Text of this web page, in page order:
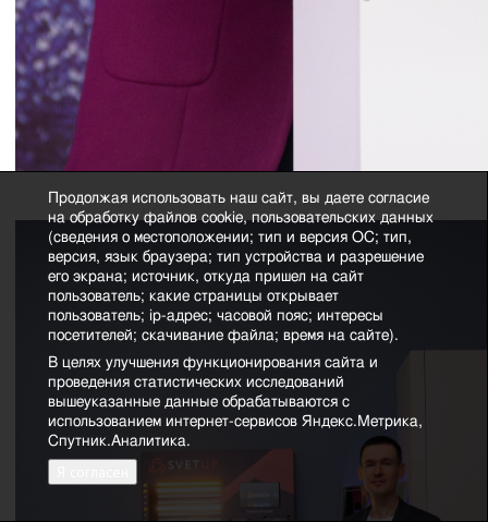
Продолжая использовать наш сайт, вы даете согласие
на обработку файлов cookie, пользовательских данных
(сведения о местоположении; тип и версия ОС; тип,
версия, язык браузера; тип устройства и разрешение
его экрана; источник, откуда пришел на сайт
пользователь; какие страницы открывает
пользователь; ip-адрес; часовой пояс; интересы
посетителей; скачивание файла; время на сайте).
В целях улучшения функционирования сайта и
проведения статистических исследований
вышеуказанные данные обрабатываются с
использованием интернет-сервисов Яндекс.Метрика,
Спутник.Аналитика.